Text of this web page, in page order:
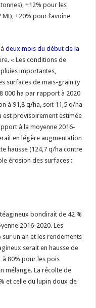
+12% pour les
+20% pour l’avoine
àdeux mois du début de la
« Les conditions de
importantes,
surfaces de maïs-grain (y
000 ha par rapport à 2020
à 91,8 q/ha, soit 11,5 q/ha
est provisoirement estimée
à la moyenne 2016-
en légère augmentation
hausse (124,7 q/ha contre
érosion des surfaces :
bondirait de 42 %
2016-2020. Les
un an et les rendements
serait en hausse de
80% pour les pois
mélange. La récolte de
et celle du lupin doux de